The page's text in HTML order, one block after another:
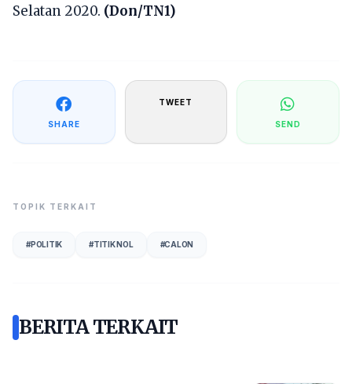
Selatan 2020. (Don/TN1)
SHARE
TWEET
SEND
TOPIK TERKAIT
#POLITIK #TITIK NOL #CALON
BERITA TERKAIT